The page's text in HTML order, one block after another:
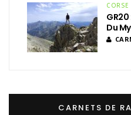
CORSE
Du
CARNETS DE